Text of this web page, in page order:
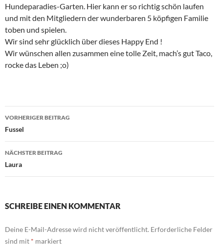
Hundeparadies-Garten. Hier kann er so richtig schön laufen
und mit den Mitgliedern der wunderbaren 5 köpfigen Familie
toben und spielen.
Wir sind sehr glücklich über dieses Happy End !
Wir wünschen allen zusammen eine tolle Zeit, mach’s gut Taco,
rocke das Leben ;o)
Beitragsnavigation
VORHERIGER BEITRAG
Fussel
NÄCHSTER BEITRAG
Laura
SCHREIBE EINEN KOMMENTAR
Deine E-Mail-Adresse wird nicht veröffentlicht. Erforderliche Felder
sind mit * markiert